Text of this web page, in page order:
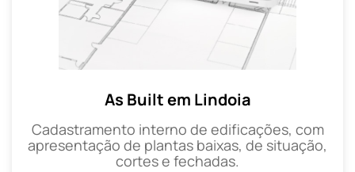
As Built em Lindoia
Cadastramento interno de edificações, com
apresentação de plantas baixas, de situação,
cortes e fechadas.